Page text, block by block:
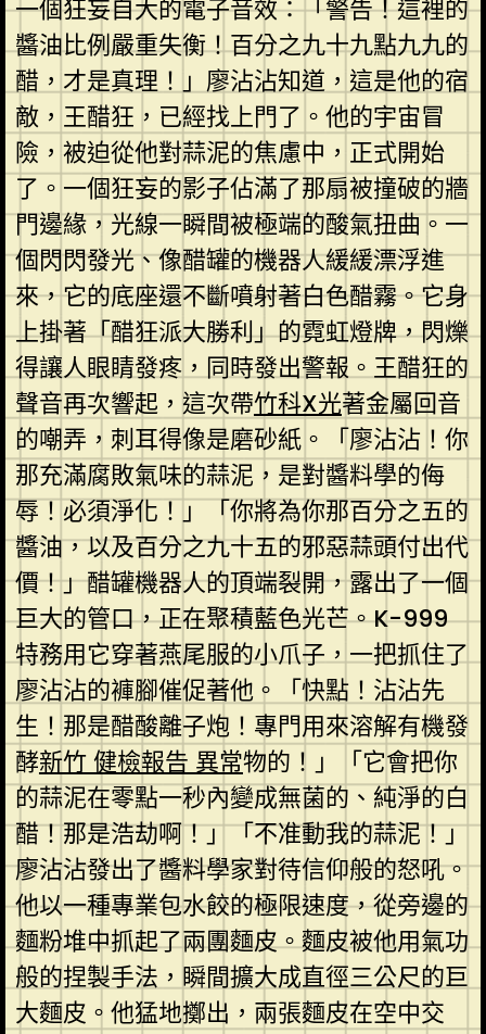
一個狂妄自大的電子音效：「警告！這裡的
醬油比例嚴重失衡！百分之九十九點九九的
醋，才是真理！」廖沾沾知道，這是他的宿
敵，王醋狂，已經找上門了。他的宇宙冒
險，被迫從他對蒜泥的焦慮中，正式開始
了。一個狂妄的影子佔滿了那扇被撞破的牆
門邊緣，光線一瞬間被極端的酸氣扭曲。一
個閃閃發光、像醋罐的機器人緩緩漂浮進
來，它的底座還不斷噴射著白色醋霧。它身
上掛著「醋狂派大勝利」的霓虹燈牌，閃爍
得讓人眼睛發疼，同時發出警報。王醋狂的
聲音再次響起，這次帶竹科X光著金屬回音
的嘲弄，刺耳得像是磨砂紙。「廖沾沾！你
那充滿腐敗氣味的蒜泥，是對醬料學的侮
辱！必須淨化！」「你將為你那百分之五的
醬油，以及百分之九十五的邪惡蒜頭付出代
價！」醋罐機器人的頂端裂開，露出了一個
巨大的管口，正在聚積藍色光芒。K-999
特務用它穿著燕尾服的小爪子，一把抓住了
廖沾沾的褲腳催促著他。「快點！沾沾先
生！那是醋酸離子炮！專門用來溶解有機發
酵新竹 健檢報告 異常物的！」「它會把你
的蒜泥在零點一秒內變成無菌的、純淨的白
醋！那是浩劫啊！」「不准動我的蒜泥！」
廖沾沾發出了醬料學家對待信仰般的怒吼。
他以一種專業包水餃的極限速度，從旁邊的
麵粉堆中抓起了兩團麵皮。麵皮被他用氣功
般的捏製手法，瞬間擴大成直徑三公尺的巨
大麵皮。他猛地擲出，兩張麵皮在空中交